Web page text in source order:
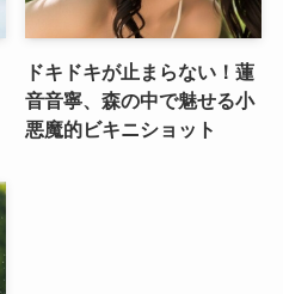
ドキドキが止まらない！蓮
音音寧、森の中で魅せる小
悪魔的ビキニショット